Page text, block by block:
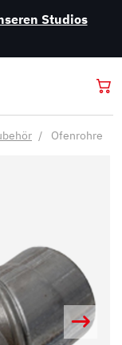
Studios
Ofenrohre